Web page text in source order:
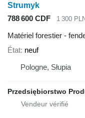
Strumyk
788 600 CDF
1 300
Matériel forestier -
État neuf
Pologne, Słupia